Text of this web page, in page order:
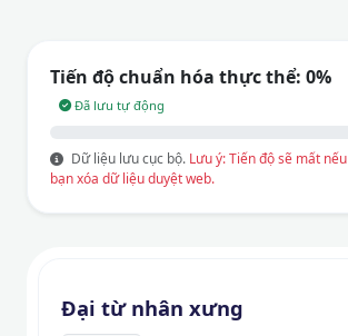
Tiến độ chuẩn hóa thực thể: 0%
Đã lưu tự động
Dữ liệu lưu cục bộ. Lưu ý: Tiến độ sẽ mất nếu
bạn xóa dữ liệu duyệt web.
Đại từ nhân xưng